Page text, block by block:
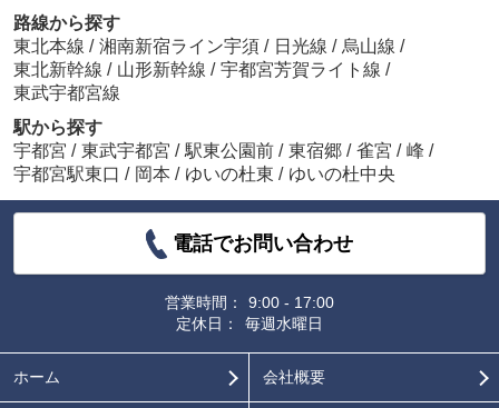
路線から探す
東北本線 / 湘南新宿ライン宇須 / 日光線 / 烏山線 /
東北新幹線 / 山形新幹線 / 宇都宮芳賀ライト線 /
東武宇都宮線
駅から探す
宇都宮 / 東武宇都宮 / 駅東公園前 / 東宿郷 / 雀宮 / 峰 /
宇都宮駅東口 / 岡本 / ゆいの杜東 / ゆいの杜中央
電話でお問い合わせ
営業時間：
9:00 - 17:00
定休日：
毎週水曜日
ホーム 会社概要